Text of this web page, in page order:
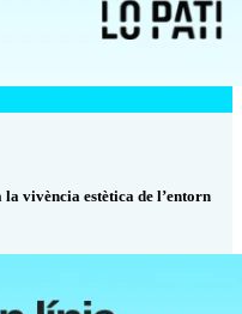
vivència estètica de l’entorn